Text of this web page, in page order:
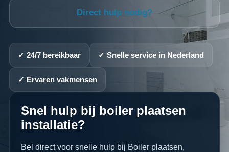
Direct hulp nodig?
✓ 24/7 bereikbaar ✓ Snelle service in Nederland
✓ Ervaren vakmensen
Snel hulp bij boiler plaatsen
installatie?
Bel direct voor snelle hulp bij Boiler plaatsen,